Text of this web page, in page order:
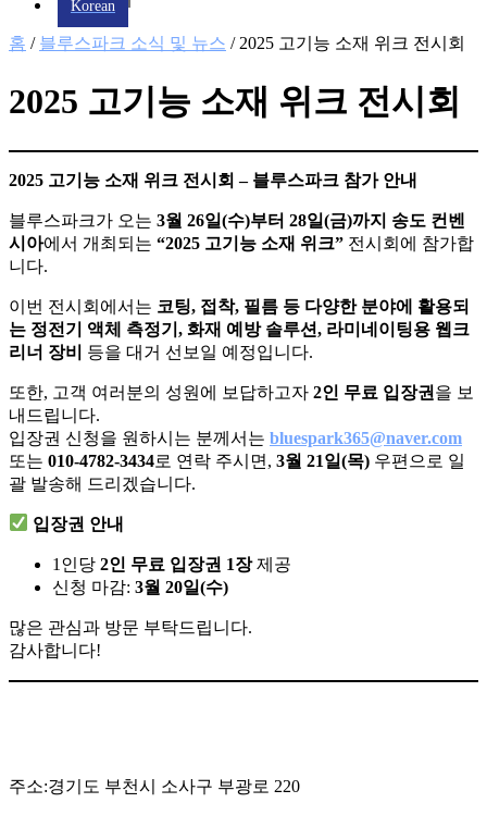
Korean
홈 / 블루스파크 소식 및 뉴스 / 2025 고기능 소재 위크 전시회
2025 고기능 소재 위크 전시회
2025 고기능 소재 위크 전시회 – 블루스파크 참가 안내
블루스파크가 오는 3월 26일(수)부터 28일(금)까지 송도 컨벤
시아에서 개최되는 “2025 고기능 소재 위크” 전시회에 참가합
니다.
이번 전시회에서는 코팅, 접착, 필름 등 다양한 분야에 활용되
는 정전기 액체 측정기, 화재 예방 솔루션, 라미네이팅용 웹크
리너 장비
등을 대거 선보일 예정입니다.
또한, 고객 여러분의 성원에 보답하고자 2인 무료 입장권 을 보
내드립니다.
입장권 신청을 원하시는 분께서는 bluespark365@naver.com
또는 010-4782-3434로 연락 주시면, 3월 21일(목) 우편으로 일
괄 발송해 드리겠습니다.
입장권 안내
1인당 2인 무료 입장권 1장제공
신청 마감: 3월 20일(수)
많은 관심과 방문 부탁드립니다.
감사합니다!
주소:경기도 부천시 소사구 부광로 220